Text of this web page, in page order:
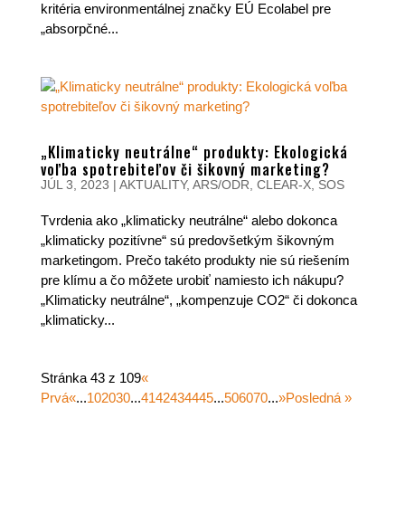
kritéria environmentálnej značky EÚ Ecolabel pre
„absorpčné...
„Klimaticky neutrálne“ produkty: Ekologická
voľba spotrebiteľov či šikovný marketing?
JÚL 3, 2023 | AKTUALITY, ARS/ODR CLEAR-X, SOS
Tvrdenia ako „klimaticky neutrálne“ alebo dokonca
„klimaticky pozitívne“ sú predovšetkým šikovným
marketingom. Prečo takéto produkty nie sú riešením
pre klímu a čo môžete urobiť namiesto ich nákupu?
„Klimaticky neutrálne“, „kompenzuje CO2“ či dokonca
„klimaticky...
Stránka 43 z 109«
Prvá«...102030...4142434445...506070...»Posledná »